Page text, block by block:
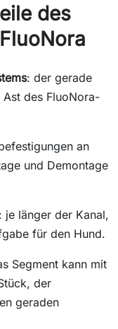
des
: der gerade
des FluoNora-
an
und Demontage
: je länger der Kanal,
für den Hund.
Segment kann mit
der
geraden